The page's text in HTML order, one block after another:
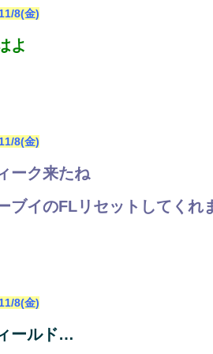
8(金)
よ
8(金)
ーク来たね
ブイのFLリセットしてくれ
8(金)
ールド…